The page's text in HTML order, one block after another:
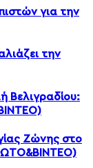
για την
την
Βελιγραδίου:
Ζώνης στο